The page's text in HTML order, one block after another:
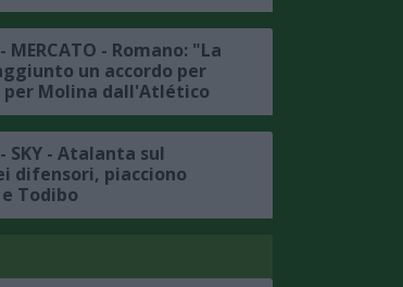
MERCATO - Romano: "La
un accordo per
per Molina dall'Atlético
SKY - Atalanta sul
difensori, piacciono
Todibo